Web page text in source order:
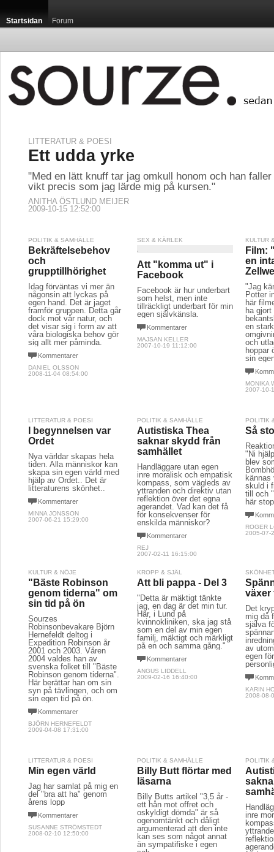
Startsidan Forum
LITTERATUR & POESI
Ett udda yrke
"Med en lätt knuff tar jag omkull honom och han
vikt precis som jag lärde mig på kursen."
ANITHA ÖSTLUND MEIJER
2009-10-15 12:52:00
POLITIK & SAMHÄLLE
Bekräftelsebehov
och
grupptillhörighet
Idag förväntas vi mer än
någonsin att lyckas på
egen hand. Det är jaget
framför gruppen. Detta går
dock mot vår natur, och
det visar sig i form av att
våra biologiska behov gör
sig allt mer påminda.
Kommentarer
DANIEL OLSSON
2008-11-04 08:54:00
SEX & KÄRLEK
Att "komma ut" i
Facebook
Facebook är hur underbart
som helst, men inte
tillräckligt underbart för min
egen självkänsla.
Kommentarer
MAJSAN KELLER
2007-10-19 11:12:00
KULTUR
Film:
en
"Jag
Potter
här
ha
en
och
hoppar
sin
MONIKA
2007-10-
LITTERATUR & POESI
I begynnelsen var
Ordet
Nya världar skapas hela
tiden. Alla människor kan
skapa sin egen värld med
hjälp av Ordet.. Det är
litteraturens skönhet..
Kommentarer
MINNA JONSSON
2007-06-21 15:29:00
POLITIK & SAMHÄLLE
Autistiska Thea
saknar skydd från
samhället
Handläggare utan egen
inre moralisk och empatisk
kompass, som vägleds av
yttranden och direktiv utan
reflektion över det egna
agerandet. Vad kan det få
för konsekvenser för
enskilda människor?
Kommentarer
REJ
2007-02-11 16:15:00
POLITIK
Så
"Ni
blev
kännas
skuld i
till och
här
ROGER
2005-07-
KULTUR & NÖJE
"Bäste Robinson
genom tiderna" om
sin tid på ön
Sourzes
Robinsonbevakare Björn
Hernefeldt deltog i
Expedition Robinson år
2001 och 2003. Våren
2004 valdes han av
svenska folket till "Bäste
Robinson genom tiderna".
Här berättar han om sin
syn på tävlingen, och om
sin egen tid på ön.
Kommentarer
BJÖRN HERNEFELDT
2009-04-08 17:31:00
KROPP & SJÄL
Att bli pappa - Del 3
"Detta är mäktigt tänkte
jag, en dag är det min tur.
Här, i Lund på
kvinnokliniken, ska jag stå
som en del av min egen
familj, mäktigt och märkligt
på en och samma gång."
Kommentarer
ANGUS LIDDELL
2009-02-16 16:40:00
växer
Det
mig då
själva
av
egen
KARIN
2008-08-
LITTERATUR & POESI
Min egen värld
Jag har samlat på mig en
del "bra att ha" genom
årens lopp
Kommentarer
SUSANNE STRÖMSTEDT
2008-02-10 12:50:00
POLITIK & SAMHÄLLE
Billy Butt flörtar med
läsarna
Billy Butts artikel "3,5 år -
ett hån mot offret och
oskyldigt dömda" är så
ogenomtänkt och dåligt
argumenterad att den inte
kan ses som något annat
än sympatifiske i egen
POLITIK
inre